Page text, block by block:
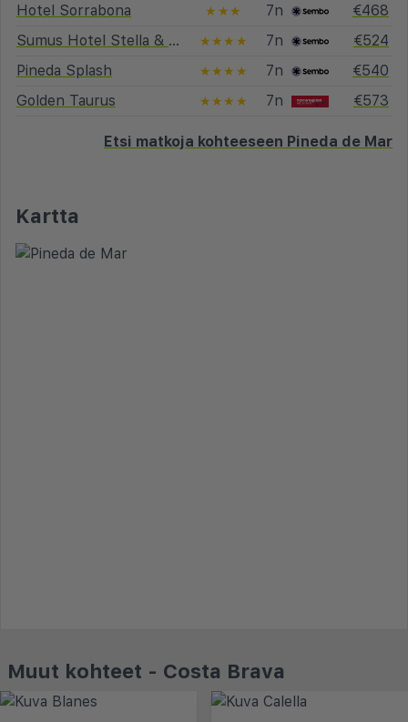
Hotel Sorrabona
★★★ 7n
€468
Sumus Hotel Stella & Spa
★★★★ 7n
€524
Pineda Splash
★★★★ 7n
€540
Golden Taurus
★★★★ 7n €573
Etsi matkoja kohteeseen Pineda de Mar
Kartta
Muut kohteet - Costa Brava